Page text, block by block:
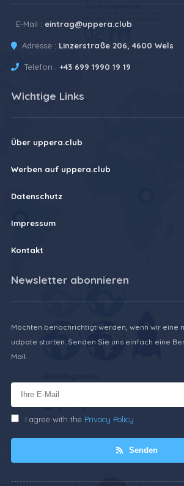
E-Mail : eintrag@uppera.club
Adresse : Linzerstraße 206, 4600 Wels
Telefon : +43 699 1990 19 19
Wichtige Links
Über uppera.club
Werben auf uppera.club
Datenschutz
Impressum
Kontakt
Newsletter abonnieren
Möchten benachrichtigt werden, wenn wir eine
udpate starten. Senden Sie uns einfach eine
Mail.
I agree with the Privacy Policy
Senden